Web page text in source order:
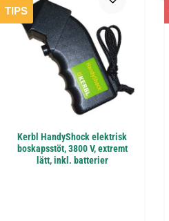
TIPS
Kerbl HandyShock elektrisk
boskapsstöt, 3800 V, extremt
lätt, inkl. batterier